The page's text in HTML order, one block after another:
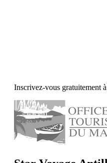
Inscrivez-vous gratuitement